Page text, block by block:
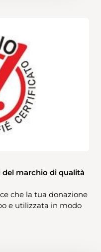
del marchio di qualità
che la tua donazione
e utilizzata in modo